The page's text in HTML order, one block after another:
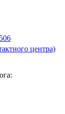
центра)